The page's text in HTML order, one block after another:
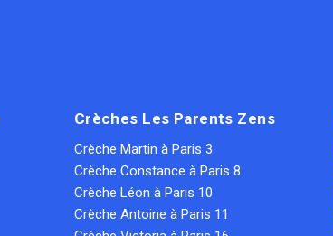
Crèches Les Parents Zens
Crèche Martin à Paris 3
Crèche Constance à Paris 8
Crèche Léon à Paris 10
Crèche Antoine à Paris 11